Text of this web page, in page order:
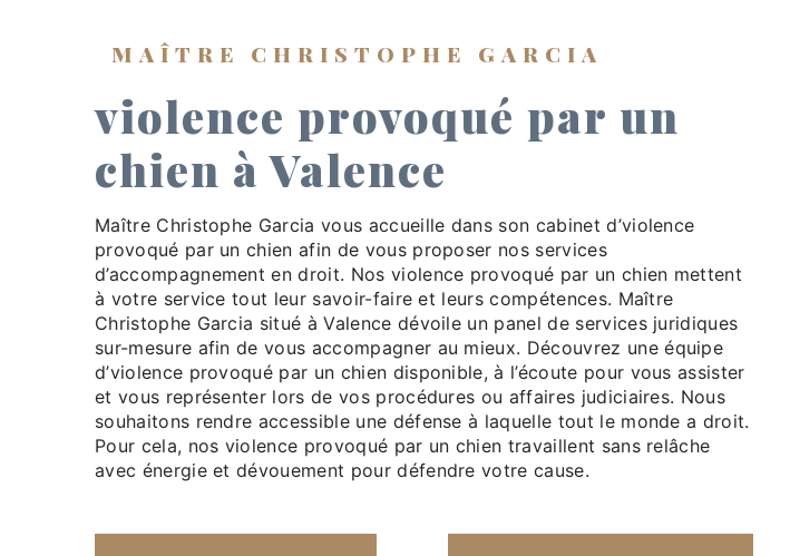
MAÎTRE CHRISTOPHE GARCIA
violence provoqué par un
chien à Valence
Maître Christophe Garcia vous accueille dans son cabinet d’violence
provoqué par un chien afin de vous proposer nos services
d’accompagnement en droit. Nos violence provoqué par un chien mettent
à votre service tout leur savoir-faire et leurs compétences. Maître
Christophe Garcia situé à Valence dévoile un panel de services juridiques
sur-mesure afin de vous accompagner au mieux. Découvrez une équipe
d’violence provoqué par un chien disponible, à l’écoute pour vous assister
et vous représenter lors de vos procédures ou affaires judiciaires. Nous
souhaitons rendre accessible une défense à laquelle tout le monde a droit.
Pour cela, nos violence provoqué par un chien travaillent sans relâche
avec énergie et dévouement pour défendre votre cause.